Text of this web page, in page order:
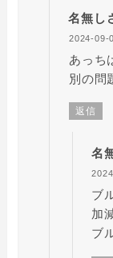
名無し
2024-09-
あっち
別の問
返信
名
ブ
加
ブ